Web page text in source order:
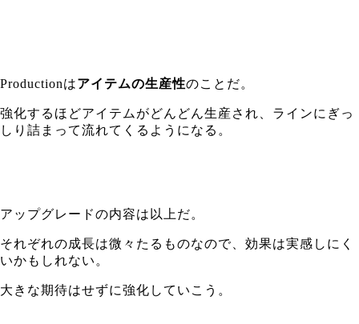
Productionはアイテムの生産性のことだ。
強化するほどアイテムがどんどん生産され、ラインにぎっ
しり詰まって流れてくるようになる。
アップグレードの内容は以上だ。
それぞれの成長は微々たるものなので、効果は実感しにく
いかもしれない。
大きな期待はせずに強化していこう。